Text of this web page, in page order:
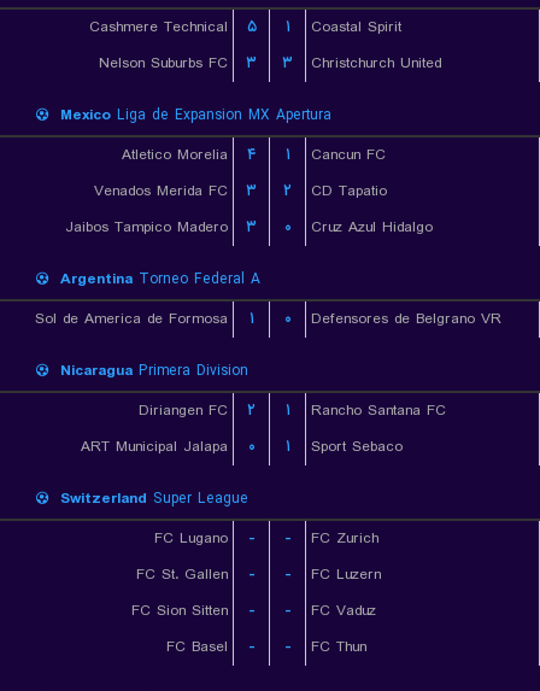
Cashmere Technical
۵ ۱
Coastal Spirit
Nelson Suburbs FC
۳ ۳ Christchurch United
Mexico Liga de Expansion MX Apertura
Atletico Morelia
۴ ۱
Cancun FC
Venados Merida FC
۳ ۲
CD Tapatio
Jaibos Tampico Madero
۳ ۰ Cruz Azul Hidalgo
Argentina Torneo Federal A
Sol de America de Formosa
۱ ۰ Defensores de Belgrano VR
Nicaragua Primera Division
Diriangen FC
۲ ۱
Rancho Santana FC
ART Municipal Jalapa
۰ ۱ Sport Sebaco
Switzerland Super League
FC Lugano
- -
FC Zurich
FC St. Gallen
- -
FC Luzern
FC Sion Sitten
- -
FC Vaduz
FC Basel
- - FC Thun